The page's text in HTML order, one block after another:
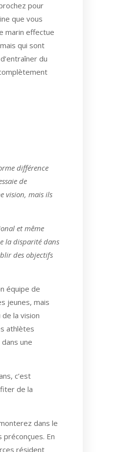
pour
que vous
marin effectue
qui sont
du
différence
de
vision, mais ils
et même
la disparité dans
des objectifs
équipe de
jeunes, mais
la vision
athlètes
une
c’est
de la
dans le
En
résident